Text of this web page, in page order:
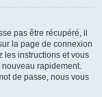
pas être récupéré, il
la page de connexion
les instructions et vous
rapidement.
de passe, nous vous